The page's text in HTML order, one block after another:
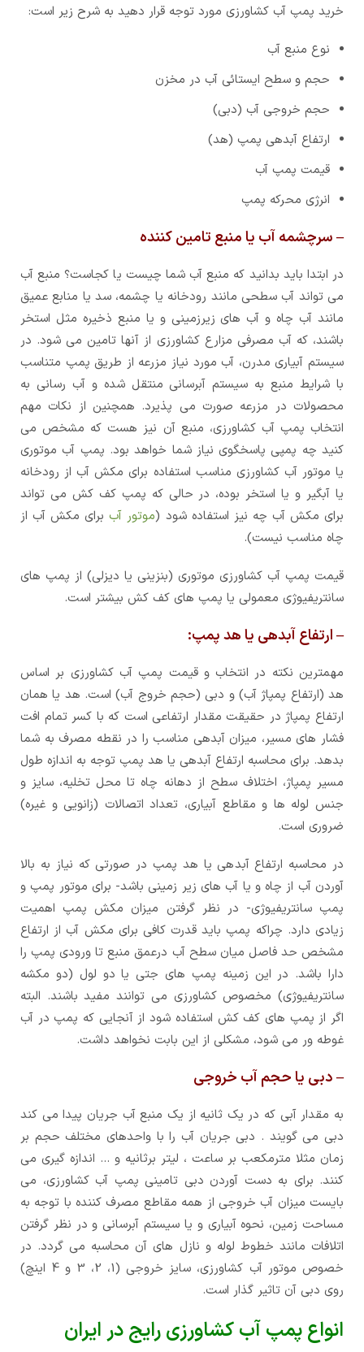
خرید پمپ آب کشاورزی مورد توجه قرار دهید به شرح زیر است:
نوع منبع آب
حجم و سطح ایستائی آب در مخزن
حجم خروجی آب (دبی)
ارتفاع آبدهی پمپ (هد)
قیمت پمپ آب
انرژی محرکه پمپ
– سرچشمه آب یا منبع تامین کننده
در ابتدا باید بدانید که منبع آب شما چیست یا کجاست؟ منبع آب
می تواند آب سطحی مانند رودخانه یا چشمه، سد یا منابع عمیق
مانند آب چاه و آب های زیرزمینی و یا منبع ذخیره مثل استخر
باشند، که آب مصرفی مزارع کشاورزی از آنها تامین می شود. در
سیستم آبیاری مدرن، آب مورد نیاز مزرعه از طریق پمپ متناسب
با شرایط منبع به سیستم آبرسانی منتقل شده و آب رسانی به
محصولات در مزرعه صورت می پذیرد. همچنین از نکات مهم
انتخاب پمپ آب کشاورزی، منبع آن نیز هست که مشخص می
کنید چه پمپی پاسخگوی نیاز شما خواهد بود. پمپ آب موتوری
یا موتور آب کشاورزی مناسب استفاده برای مکش آب از رودخانه
یا آبگیر و یا استخر بوده، در حالی که پمپ کف کش می تواند
برای مکش آب چه نیز استفاده شود (موتور آببرای مکش آب از
چاه مناسب نیست).
قیمت پمپ آب کشاورزی موتوری (بنزینی یا دیزلی) از پمپ های
سانتریفیوژی معمولی یا پمپ های کف کش بیشتر است.
– ارتفاع آبدهی یا هد پمپ:
مهمترین نکته در انتخاب و قیمت پمپ آب کشاورزی بر اساس
هد (ارتفاع پمپاژ آب) و دبی (حجم خروج آب) است. هد یا همان
ارتفاع پمپاژ در حقیقت مقدار ارتفاعی است که با کسر تمام افت
فشار های مسیر، میزان آبدهی مناسب را در نقطه مصرف به شما
بدهد. برای محاسبه ارتفاع آبدهی یا هد پمپ توجه به اندازه طول
مسیر پمپاژ، اختلاف سطح از دهانه چاه تا محل تخلیه، سایز و
جنس لوله ها و مقاطع آبیاری، تعداد اتصالات (زانویی و غیره)
ضروری است.
در محاسبه ارتفاع آبدهی یا هد پمپ در صورتی که نیاز به بالا
آوردن آب از چاه و یا آب های زیر زمینی باشد- برای موتور پمپ و
پمپ سانتریفیوژی- در نظر گرفتن میزان مکش پمپ اهمیت
زیادی دارد. چراکه پمپ باید قدرت کافی برای مکش آب از ارتفاع
مشخص حد فاصل میان سطح آب درعمق منبع تا ورودی پمپ را
دارا باشد. در این زمینه پمپ های جتی یا دو لول (دو مکشه
سانتریفیوژی) مخصوص کشاورزی می توانند مفید باشند. البته
اگر از پمپ های کف کش استفاده شود از آنجایی که پمپ در آب
غوطه ور می شود، مشکلی از این بابت نخواهد داشت.
– دبی یا حجم آب خروجی
به مقدار آبي که در يک ثانيه از يک منبع آب جريان پيدا مي کند
دبي مي گويند . دبي جريان آب را با واحدهای مختلف حجم بر
زمان مثلا مترمکعب بر ساعت ، لیتر برثانیه و … اندازه گیری می
کنند. برای به دست آوردن دبی تامینی پمپ آب کشاورزی، می
بایست میزان آب خروجی از همه مقاطع مصرف کننده با توجه به
مساحت زمین، نحوه آبیاری و یا سیستم آبرسانی و در نظر گرفتن
اتلافات مانند خطوط لوله و نازل های آن محاسبه می گردد. در
خصوص موتور آب کشاورزی، سایز خروجی (1، 2، 3 و 4 اینچ)
روی دبی آن تاثیر گذار است.
انواع پمپ آب کشاورزی رایج در ایران